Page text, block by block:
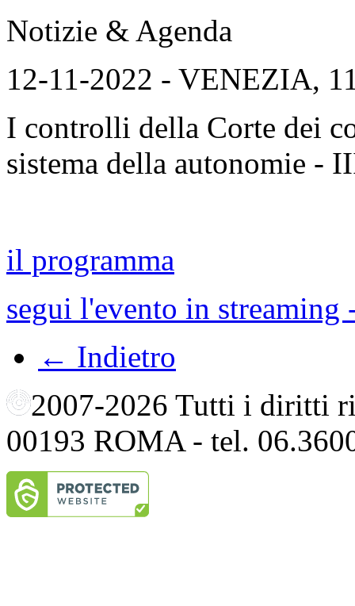
Notizie & Agenda
12-11-2022 - VENEZIA,
I controlli della Corte dei
sistema della autonomie -
il programma
segui l'evento in streaming
← Indietro
2007-2026 Tutti i diritti
00193 ROMA - tel.